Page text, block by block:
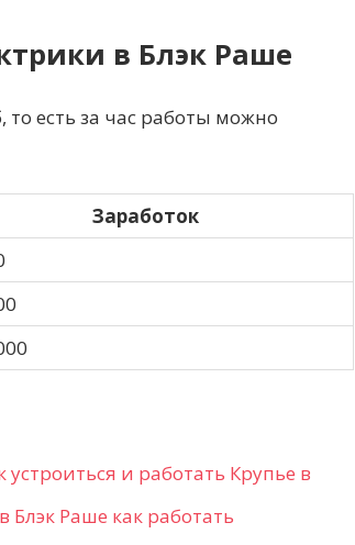
в Блэк Раше
есть за час работы можно
Заработок
устроиться и работать Крупье в
Блэк Раше как работать